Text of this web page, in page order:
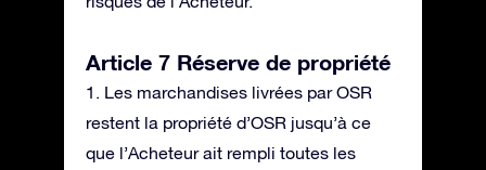
Article 7 Réserve de propriété
1. Les marchandises livrées par OSR
restent la propriété d’OSR jusqu’à ce
que l’Acheteur ait rempli toutes les